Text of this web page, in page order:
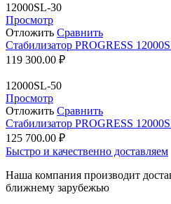
12000SL-30
Просмотр
Отложить Сравнить
Стабилизатор PROGRESS
119 300.00 ₽
12000SL-50
Просмотр
Отложить Сравнить
Стабилизатор PROGRESS
125 700.00 ₽
Быстро и качественно доставляем
Наша компания производит
ближнему зарубежью